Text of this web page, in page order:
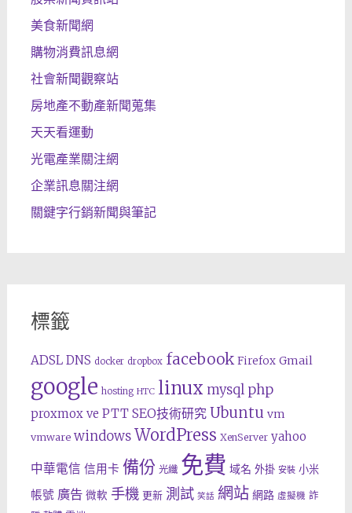
美食新聞網
購物消費訊息網
社會新聞觀察站
房地產不動產新聞蒐集
天天看運動
光電產業關注網
企業訊息關注網
關鍵字行銷新聞與筆記
標籤
ADSL DNS docker dropbox facebook Firefox Gmail
google hosting HTC linux mysql php
proxmox ve PTT SEO技術研究 Ubuntu vm
vmware windows WordPress XenServer yahoo
中華電信 信用卡 備份 光纖 免費 域名 外掛 安裝 小米
帳號 廣告 微軟 手機 更新 測試 笑話 網站 網路 虛擬機 詐